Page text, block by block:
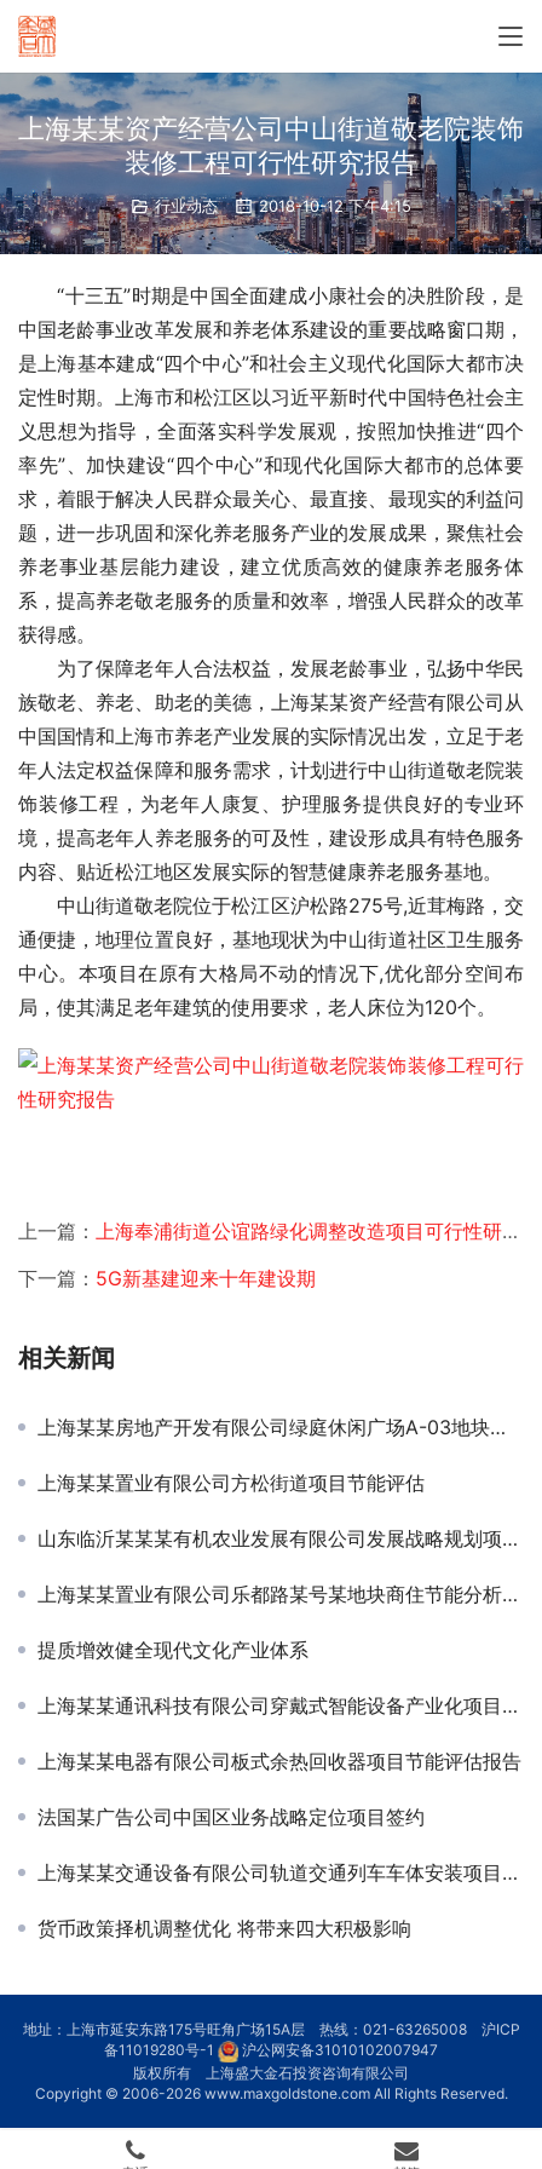
上海某某资产经营公司中山街道敬老院装饰
装修工程可行性研究报告
行业动态 2018-10-12 下午4:15
“十三五”时期是中国全面建成小康社会的决胜阶段，是
中国老龄事业改革发展和养老体系建设的重要战略窗口期，
是上海基本建成“四个中心”和社会主义现代化国际大都市决
定性时期。上海市和松江区以习近平新时代中国特色社会主
义思想为指导，全面落实科学发展观，按照加快推进“四个
率先”、加快建设“四个中心”和现代化国际大都市的总体要
求，着眼于解决人民群众最关心、最直接、最现实的利益问
题，进一步巩固和深化养老服务产业的发展成果，聚焦社会
养老事业基层能力建设，建立优质高效的健康养老服务体
系，提高养老敬老服务的质量和效率，增强人民群众的改革
获得感。
为了保障老年人合法权益，发展老龄事业，弘扬中华民
族敬老、养老、助老的美德，上海某某资产经营有限公司从
中国国情和上海市养老产业发展的实际情况出发，立足于老
年人法定权益保障和服务需求，计划进行中山街道敬老院装
饰装修工程，为老年人康复、护理服务提供良好的专业环
境，提高老年人养老服务的可及性，建设形成具有特色服务
内容、贴近松江地区发展实际的智慧健康养老服务基地。
中山街道敬老院位于松江区沪松路275号,近茸梅路，交
通便捷，地理位置良好，基地现状为中山街道社区卫生服务
中心。本项目在原有大格局不动的情况下,优化部分空间布
局，使其满足老年建筑的使用要求，老人床位为120个。
上一篇： 上海奉浦街道公谊路绿化调整改造项目可行性研究报告
下一篇： 5G新基建迎来十年建设期
相关新闻
上海某某房地产开发有限公司绿庭休闲广场A-03地块项目申请报告
上海某某置业有限公司方松街道项目节能评估
山东临沂某某某有机农业发展有限公司发展战略规划项目签约
上海某某置业有限公司乐都路某号某地块商住节能分析项目签约
提质增效健全现代文化产业体系
上海某某通讯科技有限公司穿戴式智能设备产业化项目可研-定增
上海某某电器有限公司板式余热回收器项目节能评估报告
法国某广告公司中国区业务战略定位项目签约
上海某某交通设备有限公司轨道交通列车车体安装项目可行性研究报告
货币政策择机调整优化 将带来四大积极影响
地址：上海市延安东路175号旺角广场15A层 热线：021-63265008 沪ICP
备11019280号-1
沪公网安备31010102007947
版权所有 上海盛大金石投资咨询有限公司
Copyright © 2006-2026 www.maxgoldstone.comAll Rights Reserved.